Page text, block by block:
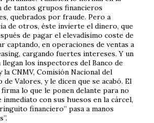
de tantos grupos financieros
quebrados por fraude. Pero a
de otros, éste invierte el dinero, que
de pagar el elevadísimo coste de
captando, en operaciones de ventas a
cargando fuertes intereses. Y un
llegan los inspectores del Banco de
la CNMV, Comisión Nacional del
de Valores, y le dicen que se acabó. El
lo que le ponen delante para no
inmediato con sus huesos en la cárcel,
financiero” pasa a manos